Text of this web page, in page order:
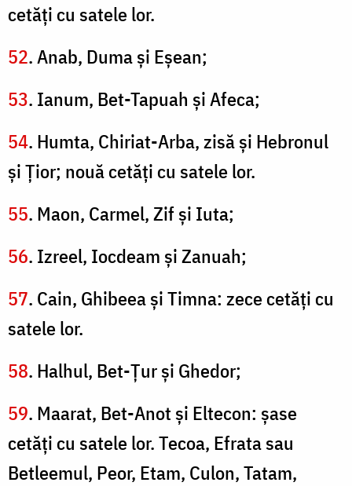
cetăţi cu satele lor.
52. Anab, Duma şi Eşean;
53. Ianum, Bet-Tapuah şi Afeca;
54. Humta, Chiriat-Arba, zisă şi Hebronul
şi Ţior; nouă cetăţi cu satele lor.
55. Maon, Carmel, Zif şi Iuta;
56. Izreel, Iocdeam şi Zanuah;
57. Cain, Ghibeea şi Timna: zece cetăţi cu
satele lor.
58. Halhul, Bet-Ţur şi Ghedor;
59. Maarat, Bet-Anot şi Eltecon: şase
cetăţi cu satele lor. Tecoa, Efrata sau
Betleemul, Peor, Etam, Culon, Tatam,